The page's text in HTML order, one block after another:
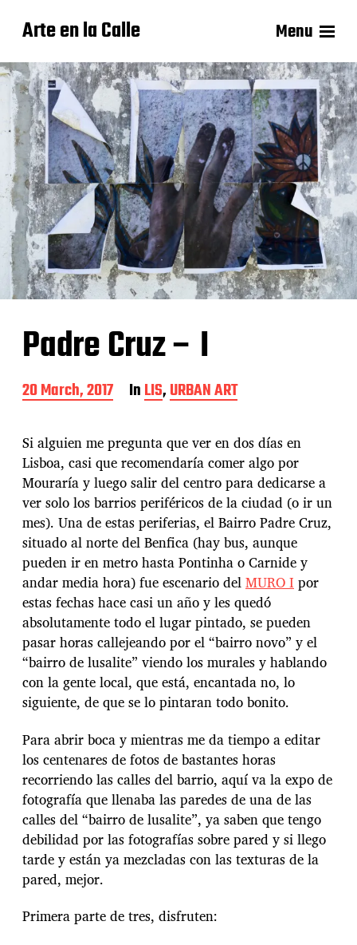
Arte en la Calle Menu
Padre Cruz – I
P
o
t
d
a
t
e
20 March, 2017 InLIS,URBAN ART
Si alguien me pregunta que ver en dos días en
Lisboa, casi que recomendaría comer algo por
Mouraría y luego salir del centro para dedicarse a
ver solo los barrios periféricos de la ciudad (o ir un
mes). Una de estas periferias, el Bairro Padre Cruz,
situado al norte del Benfica (hay bus, aunque
pueden ir en metro hasta Pontinha o Carnide y
andar media hora) fue escenario delMURO Ipor
estas fechas hace casi un año y les quedó
absolutamente todo el lugar pintado, se pueden
pasar horas callejeando por el “bairro novo” y el
“bairro de lusalite” viendo los murales y hablando
con la gente local, que está, encantada no, lo
siguiente, de que se lo pintaran todo bonito.
Para abrir boca y mientras me da tiempo a editar
los centenares de fotos de bastantes horas
recorriendo las calles del barrio, aquí va la expo de
fotografía que llenaba las paredes de una de las
calles del “bairro de lusalite”, ya saben que tengo
debilidad por las fotografías sobre pared y si llego
tarde y están ya mezcladas con las texturas de la
pared, mejor.
Primera parte de tres, disfruten: